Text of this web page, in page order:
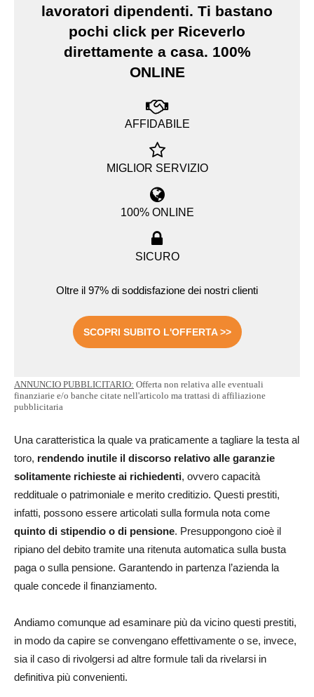
lavoratori dipendenti. Ti bastano
pochi click per Riceverlo
direttamente a casa. 100%
ONLINE
AFFIDABILE
MIGLIOR SERVIZIO
100% ONLINE
SICURO
Oltre il 97% di soddisfazione dei nostri clienti
SCOPRI SUBITO L'OFFERTA >>
ANNUNCIO PUBBLICITARIO: Offerta non relativa alle eventuali
finanziarie e/o banche citate nell'articolo ma trattasi di affiliazione
pubblicitaria
Una caratteristica la quale va praticamente a tagliare la testa al
toro, rendendo inutile il discorso relativo alle garanzie
solitamente richieste ai richiedenti, ovvero capacità
reddituale o patrimoniale e merito creditizio. Questi prestiti,
infatti, possono essere articolati sulla formula nota come
quinto di stipendio o di pensione. Presuppongono cioè il
ripiano del debito tramite una ritenuta automatica sulla busta
paga o sulla pensione. Garantendo in partenza l’azienda la
quale concede il finanziamento.
Andiamo comunque ad esaminare più da vicino questi prestiti,
in modo da capire se convengano effettivamente o se, invece,
sia il caso di rivolgersi ad altre formule tali da rivelarsi in
definitiva più convenienti.